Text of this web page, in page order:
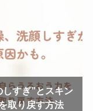
すぎ”とスキン
取り戻す方法